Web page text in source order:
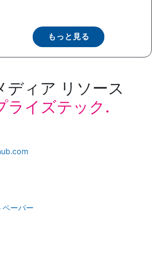
もっと見る
ディア リソース
ライズテック.
ーパー